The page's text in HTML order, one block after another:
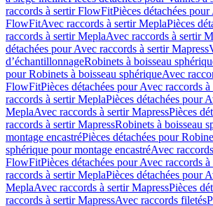
raccords à sertir FlowFitPièces détachées
FlowFitAvec raccords à sertir MeplaPièces
raccords à sertir MeplaAvec raccords à sertir
détachées pour Avec raccords à sertir Mapress
d’échantillonnageRobinets à boisseau
pour Robinets à boisseau sphériqueAvec
FlowFitPièces détachées pour Avec raccords
raccords à sertir MeplaPièces détachées pour
MeplaAvec raccords à sertir MapressPièces
raccords à sertir MapressRobinets à boisseau
montage encastréPièces détachées pour
sphérique pour montage encastréAvec
FlowFitPièces détachées pour Avec raccords
raccords à sertir MeplaPièces détachées pour
MeplaAvec raccords à sertir MapressPièces
raccords à sertir MapressAvec raccords filetés